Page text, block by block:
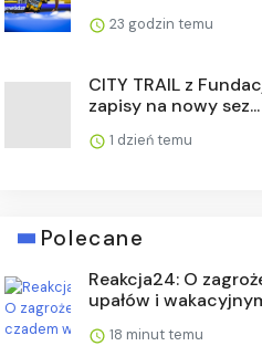
23 godzin temu
CITY TRAIL z
zapisy na nowy sez...
1 dzień temu
Polecane
Reakcja24: O
upałów i
18 minut temu